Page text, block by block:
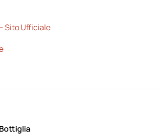
Sito Ufficiale
Bottiglia